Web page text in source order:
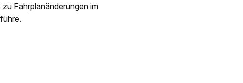
Fahrplanänderungen im